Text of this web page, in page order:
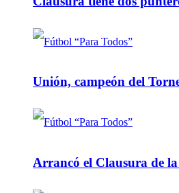
Unión, campeón del
Arrancó el Clausura de